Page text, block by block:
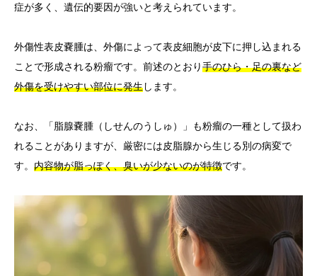
症が多く、遺伝的要因が強いと考えられています。
外傷性表皮嚢腫は、外傷によって表皮細胞が皮下に押し込まれる
ことで形成される粉瘤です。前述のとおり手のひら・足の裏など
外傷を受けやすい部位に発生します。
なお、「脂腺嚢腫（しせんのうしゅ）」も粉瘤の一種として扱わ
れることがありますが、厳密には皮脂腺から生じる別の病変で
す。 内容物が脂っぽく、臭いが少ないのが特徴です。